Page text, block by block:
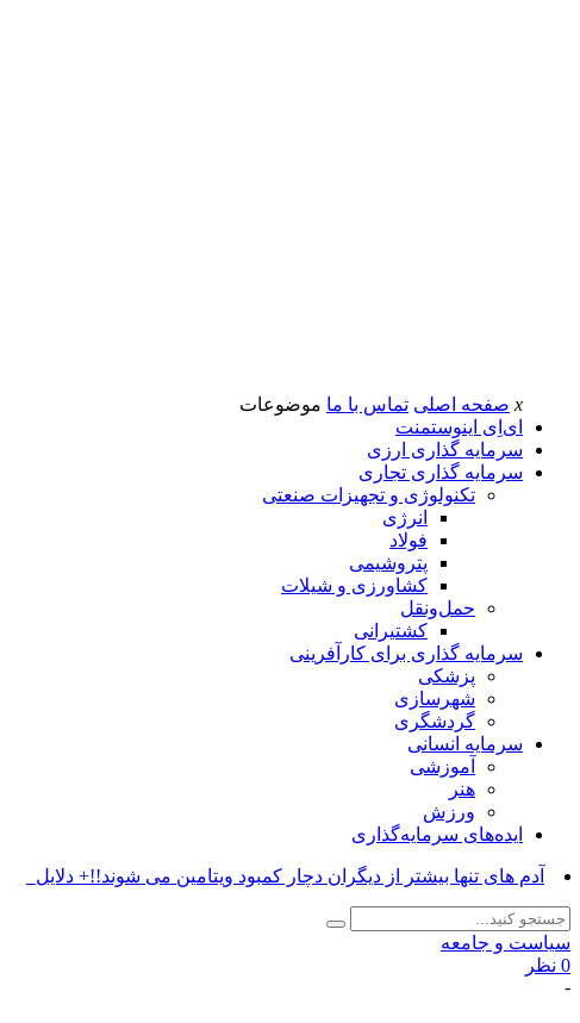
x صفحه اصلی تماس با ما موضوعات
ای‌اِی اینوستمنت
سرمایه گذاری ارزی
سرمایه گذاری تجاری
تکنولوژی و تجهیزات صنعتی
انرژی
فولاد
پتروشیمی
کشاورزی و شیلات
حمل‌و‌نقل
کشتیرانی
سرمایه گذاری برای کارآفرینی
پزشکی
شهرسازی
گردشگری
سرمایه انسانی
آموزشی
هنر
ورزش
ایده‌های سرمایه‌گذاری
آدم های تنها بیشتر از دیگران دچار کمبود ویتامین می شوند!!+ دلایل_
سیاست و جامعه
0 نظر
-